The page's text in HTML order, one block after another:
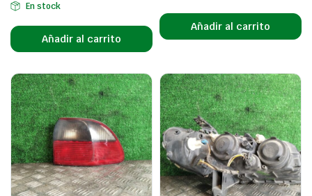
En stock
Añadir al carrito
Añadir al carrito